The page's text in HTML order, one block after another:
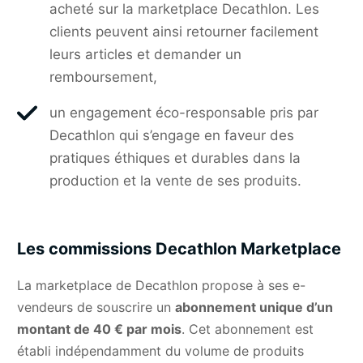
acheté sur la marketplace Decathlon. Les
clients peuvent ainsi retourner facilement
leurs articles et demander un
remboursement,
un engagement éco-responsable pris par
Decathlon qui s’engage en faveur des
pratiques éthiques et durables dans la
production et la vente de ses produits.
Les commissions Decathlon Marketplace
La marketplace de Decathlon propose à ses e-
vendeurs de souscrire un abonnement unique d’un
montant de 40 € par mois. Cet abonnement est
établi indépendamment du volume de produits